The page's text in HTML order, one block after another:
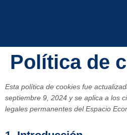
Política de
Esta política de cookies fue
septiembre 9, 2024 y se aplica a los
legales permanentes del Espacio